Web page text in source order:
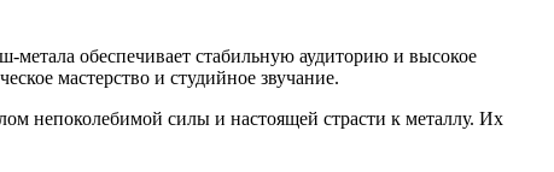
метала обеспечивает стабильную аудиторию и высокое
мастерство и студийное звучание.
непоколебимой силы и настоящей страсти к металлу. Их